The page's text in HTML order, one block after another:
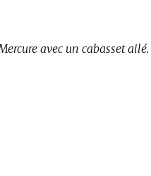
avec un cabasset ailé.